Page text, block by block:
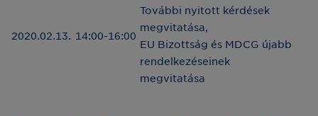
2020.02.13. 14:00-16:00
További nyitott kérdések
megvitatása,
EU Bizottság és MDCG újabb
rendelkezéseinek
megvitatása